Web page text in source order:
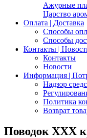
Ажурные
Царство
Оплата | Доставка
Способы
Способы
Контакты |
Контакты
Новости
Информация |
Надзор
Политика
Возврат
Поводок ХХХ